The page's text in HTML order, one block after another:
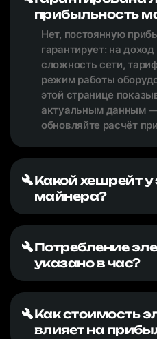
прибыльность
Нет, постоянную
гарантирует: на
сложность сети,
режим работы
этой странице
актуальным данным
обновляйте расчёт
Какой хешрейт у
майнера?
Потребление
указано в час?
Как стоимость
влияет на